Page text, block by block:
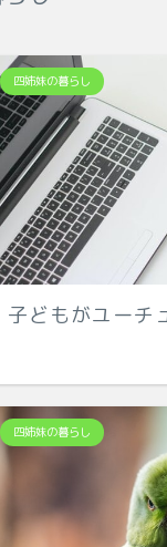
四姉妹の暮らし
子どもがユーチ
四姉妹の暮らし